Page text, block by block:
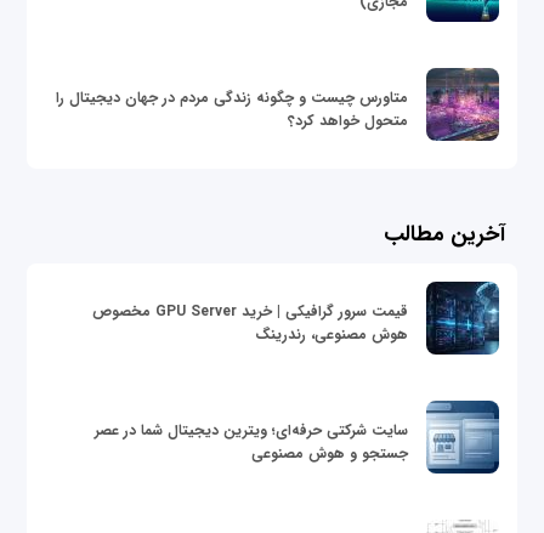
متاورس چیست و چگونه زندگی مردم در جهان دیجیتال را
متحول خواهد کرد؟
آخرین مطالب
قیمت سرور گرافیکی | خرید GPU Server مخصوص
هوش مصنوعی، رندرینگ
سایت شرکتی حرفه‌ای؛ ویترین دیجیتال شما در عصر
جستجو و هوش مصنوعی